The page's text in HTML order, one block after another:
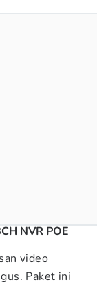
NVR POE
video
Paket ini